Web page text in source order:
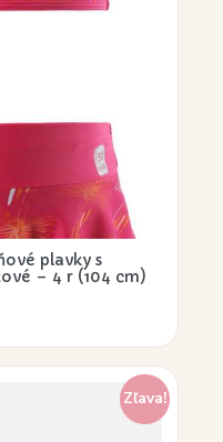
plavky s
– 4 r (104 cm)
Zľava!